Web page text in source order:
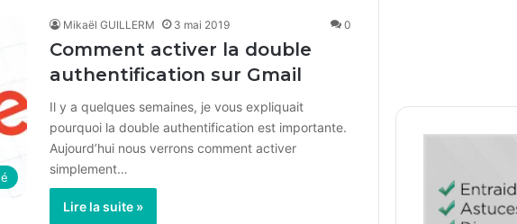
Mikaël GUILLERM 3 mai 2019 0
Comment activer la double
authentification sur Gmail
Il y a quelques semaines, je vous expliquait
pourquoi la double authentification est importante.
Aujourd’hui nous verrons comment activer
simplement…
Lire la suite »